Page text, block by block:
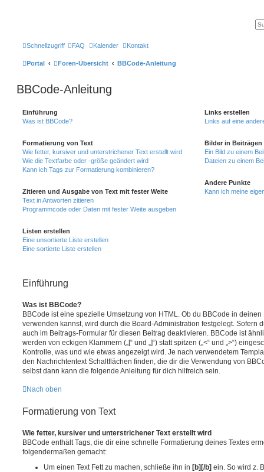
Schnellzugriff FAQ Kalender Kontakt
Portal Foren-Übersicht BBCode-Anleitung
BBCode-Anleitung
Einführung
Was ist BBCode?
Formatierung von Text
Wie fetter, kursiver und unterstrichener Text erstellt wird
Wie die Textfarbe oder -größe geändert wird
Kann ich Tags zur Formatierung kombinieren?
Zitieren und Ausgabe von Text mit fester Weite
Text in Antworten zitieren
Programmcode oder Daten mit fester Weite ausgeben
Listen erstellen
Eine unsortierte Liste erstellen
Eine sortierte Liste erstellen
Links erstellen
Links auf eine
Bilder in Beiträgen
Ein Bild zu einem
Dateien zu einem
Andere Punkte
Kann ich meine
Einführung
Was ist BBCode?
BBCode ist eine spezielle Umsetzung von HTML. Ob du BBCode in
verwenden kannst, wird durch die Board-Administration festgelegt. Sofern
auch im Beitrags-Formular für diesen Beitrag deaktivieren. BBCode ist
werden von eckigen Klammern („[“ und „]“) statt spitzen („<“ und „>“)
Kontrolle, was und wie etwas angezeigt wird. Je nach verwendetem
den Nachrichtentext Schaltflächen finden, die dir die Verwendung von
selbst dann kann die folgende Anleitung für dich hilfreich sein.
Nach oben
Formatierung von Text
Wie fetter, kursiver und unterstrichener Text erstellt wird
BBCode enthält Tags, die dir eine schnelle Formatierung deines Textes
folgendermaßen gemacht:
Um einen Text Fett zu machen, schließe ihn in [b][/b] ein. So wird z.